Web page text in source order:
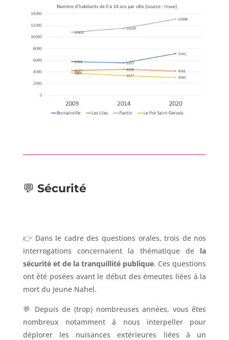
💬 Sécurité
👉 Dans le cadre des questions orales, trois de nos
interrogations concernaient la thématique de la
sécurité et de la tranquillité publique. Ces questions
ont été posées avant le début des émeutes liées à la
mort du jeune Nahel.
💬 Depuis de (trop) nombreuses années, vous êtes
nombreux notamment à nous interpeller pour
déplorer les nuisances extérieures liées à un